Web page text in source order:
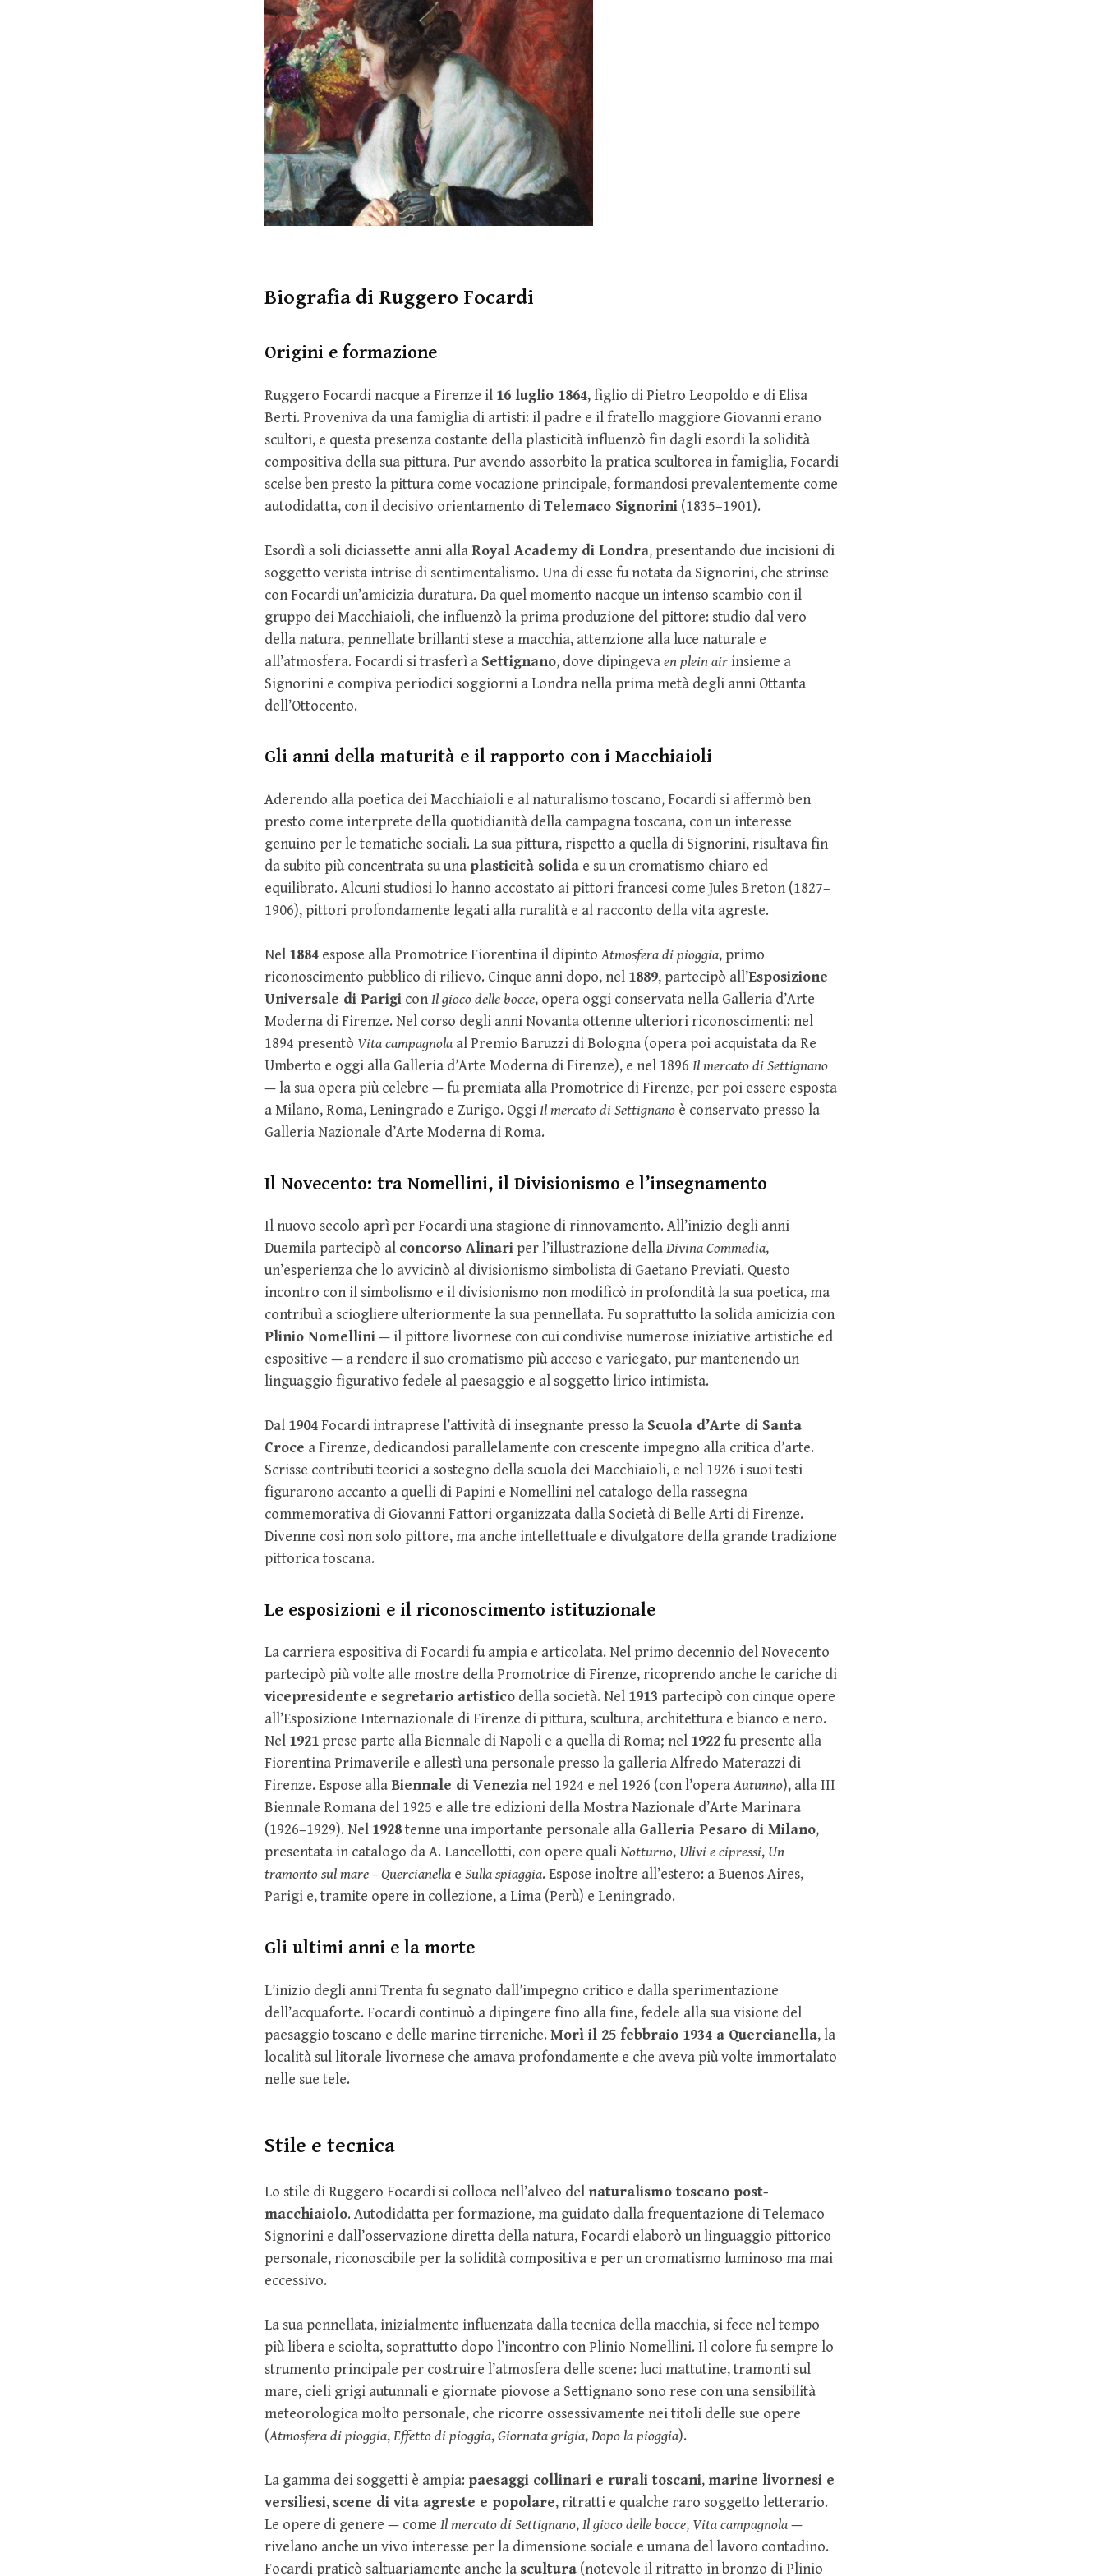
Biografia di Ruggero Focardi
Origini e formazione
Ruggero Focardi nacque a Firenze il 16 luglio 1864, figlio di Pietro Leopoldo e di Elisa
Berti. Proveniva da una famiglia di artisti: il padre e il fratello maggiore Giovanni erano
scultori, e questa presenza costante della plasticità influenzò fin dagli esordi la solidità
compositiva della sua pittura. Pur avendo assorbito la pratica scultorea in famiglia, Focardi
scelse ben presto la pittura come vocazione principale, formandosi prevalentemente come
autodidatta, con il decisivo orientamento diTelemaco Signorini (1835–1901).
Esordì a soli diciassette anni allaRoyal Academy di Londra, presentando due incisioni di
soggetto verista intrise di sentimentalismo. Una di esse fu notata da Signorini, che strinse
con Focardi un’amicizia duratura. Da quel momento nacque un intenso scambio con il
gruppo dei Macchiaioli, che influenzò la prima produzione del pittore: studio dal vero
della natura, pennellate brillanti stese a macchia, attenzione alla luce naturale e
all’atmosfera. Focardi si trasferì a Settignano, dove dipingevaen plein air insieme a
Signorini e compiva periodici soggiorni a Londra nella prima metà degli anni Ottanta
dell’Ottocento.
Gli anni della maturità e il rapporto con i Macchiaioli
Aderendo alla poetica dei Macchiaioli e al naturalismo toscano, Focardi si affermò ben
presto come interprete della quotidianità della campagna toscana, con un interesse
genuino per le tematiche sociali. La sua pittura, rispetto a quella di Signorini, risultava fin
da subito più concentrata su una plasticità solida e su un cromatismo chiaro ed
equilibrato. Alcuni studiosi lo hanno accostato ai pittori francesi come Jules Breton (1827–
1906), pittori profondamente legati alla ruralità e al racconto della vita agreste.
Nel 1884 espose alla Promotrice Fiorentina il dipintoAtmosfera di pioggia, primo
riconoscimento pubblico di rilievo. Cinque anni dopo, nel 1889, partecipò all’Esposizione
Universale di Parigi conIl gioco delle bocce, opera oggi conservata nella Galleria d’Arte
Moderna di Firenze. Nel corso degli anni Novanta ottenne ulteriori riconoscimenti: nel
1894 presentò Vita campagnola al Premio Baruzzi di Bologna (opera poi acquistata da Re
Umberto e oggi alla Galleria d’Arte Moderna di Firenze), e nel 1896 Il mercato di Settignano
— la sua opera più celebre — fu premiata alla Promotrice di Firenze, per poi essere esposta
a Milano, Roma, Leningrado e Zurigo. OggiIl mercato di Settignano è conservato presso la
Galleria Nazionale d’Arte Moderna di Roma.
Il Novecento: tra Nomellini, il Divisionismo e l’insegnamento
Il nuovo secolo aprì per Focardi una stagione di rinnovamento. All’inizio degli anni
Duemila partecipò al concorso Alinari per l’illustrazione dellaDivina Commedia,
un’esperienza che lo avvicinò al divisionismo simbolista di Gaetano Previati. Questo
incontro con il simbolismo e il divisionismo non modificò in profondità la sua poetica, ma
contribuì a sciogliere ulteriormente la sua pennellata. Fu soprattutto la solida amicizia con
Plinio Nomellini— il pittore livornese con cui condivise numerose iniziative artistiche ed
espositive — a rendere il suo cromatismo più acceso e variegato, pur mantenendo un
linguaggio figurativo fedele al paesaggio e al soggetto lirico intimista.
Dal 1904Focardi intraprese l’attività di insegnante presso la Scuola d’Arte di Santa
Croce a Firenze, dedicandosi parallelamente con crescente impegno alla critica d’arte.
Scrisse contributi teorici a sostegno della scuola dei Macchiaioli, e nel 1926 i suoi testi
figurarono accanto a quelli di Papini e Nomellini nel catalogo della rassegna
commemorativa di Giovanni Fattori organizzata dalla Società di Belle Arti di Firenze.
Divenne così non solo pittore, ma anche intellettuale e divulgatore della grande tradizione
pittorica toscana.
Le esposizioni e il riconoscimento istituzionale
La carriera espositiva di Focardi fu ampia e articolata. Nel primo decennio del Novecento
partecipò più volte alle mostre della Promotrice di Firenze, ricoprendo anche le cariche di
vicepresidente e segretario artistico della società. Nel 1913 partecipò con cinque opere
all’Esposizione Internazionale di Firenze di pittura, scultura, architettura e bianco e nero.
Nel 1921 prese parte alla Biennale di Napoli e a quella di Roma; nel 1922fu presente alla
Fiorentina Primaverile e allestì una personale presso la galleria Alfredo Materazzi di
Firenze. Espose allaBiennale di Venezia nel 1924 e nel 1926 (con l’operaAutunno), alla III
Biennale Romana del 1925 e alle tre edizioni della Mostra Nazionale d’Arte Marinara
(1926–1929). Nel 1928tenne una importante personale alla Galleria Pesaro di Milano,
presentata in catalogo da A. Lancellotti, con opere qualiNotturno, Ulivi e cipressi, Un
tramonto sul mare – Quercianella e Sulla spiaggia. Espose inoltre all’estero: a Buenos Aires,
Parigi e, tramite opere in collezione, a Lima (Perù) e Leningrado.
Gli ultimi anni e la morte
L’inizio degli anni Trenta fu segnato dall’impegno critico e dalla sperimentazione
dell’acquaforte. Focardi continuò a dipingere fino alla fine, fedele alla sua visione del
paesaggio toscano e delle marine tirreniche. Morì il 25 febbraio 1934 a Quercianella, la
località sul litorale livornese che amava profondamente e che aveva più volte immortalato
nelle sue tele.
Stile e tecnica
Lo stile di Ruggero Focardi si colloca nell’alveo del naturalismo toscano post-
macchiaiolo. Autodidatta per formazione, ma guidato dalla frequentazione di Telemaco
Signorini e dall’osservazione diretta della natura, Focardi elaborò un linguaggio pittorico
personale, riconoscibile per la solidità compositiva e per un cromatismo luminoso ma mai
eccessivo.
La sua pennellata, inizialmente influenzata dalla tecnica della macchia, si fece nel tempo
più libera e sciolta, soprattutto dopo l’incontro con Plinio Nomellini. Il colore fu sempre lo
strumento principale per costruire l’atmosfera delle scene: luci mattutine, tramonti sul
mare, cieli grigi autunnali e giornate piovose a Settignano sono rese con una sensibilità
meteorologica molto personale, che ricorre ossessivamente nei titoli delle sue opere
(Atmosfera di pioggia,Effetto di pioggia,Giornata grigia,Dopo la pioggia).
La gamma dei soggetti è ampia: paesaggi collinari e rurali toscani, marine livornesi e
versiliesi, scene di vita agreste e popolare, ritratti e qualche raro soggetto letterario.
Le opere di genere — come Il mercato di Settignano,Il gioco delle bocce, Vita campagnola—
rivelano anche un vivo interesse per la dimensione sociale e umana del lavoro contadino.
Focardi praticò saltuariamente anche la scultura (notevole il ritratto in bronzo di Plinio